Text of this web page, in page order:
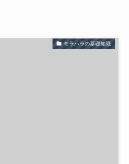
モラハラの基礎知識